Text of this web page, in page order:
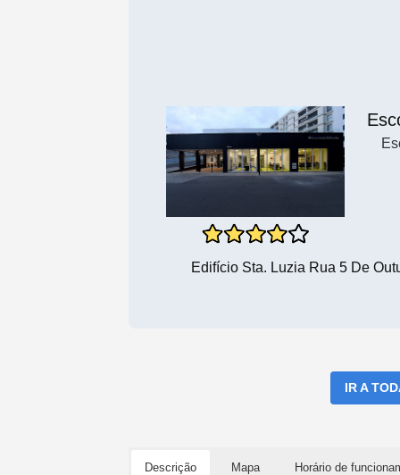
Edifício Sta. Luzia Rua 5 De
IR A
Descrição Mapa Horário de